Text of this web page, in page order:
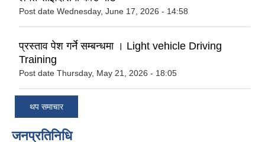
Post date Wednesday, June 17, 2026 - 14:58
प्रस्ताव पेश गर्ने सम्बन्धमा । Light vehicle Driving
Training
Post date Thursday, May 21, 2026 - 18:05
थप समाचार
जनप्रतिनिधि